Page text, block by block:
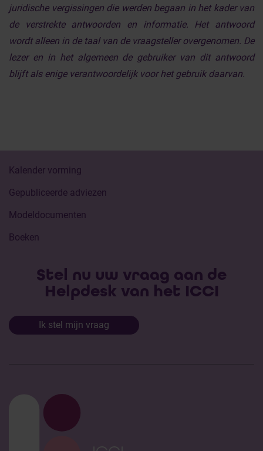
juridische vergissingen die werden begaan in het kader van
de verstrekte antwoorden en informatie. Het antwoord
wordt alleen in de taal van de vraagsteller overgenomen. De
lezer en in het algemeen de gebruiker van dit antwoord
blijft als enige verantwoordelijk voor het gebruik daarvan.
Kalender vorming
Gepubliceerde adviezen
Modeldocumenten
Boeken
Stel nu uw vraag aan de
Helpdesk van het ICCI
Ik stel mijn vraag